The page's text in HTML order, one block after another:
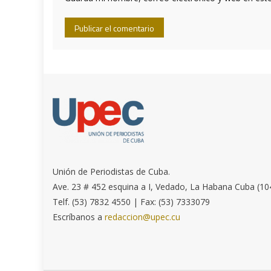
Unión de Periodistas de Cuba.
Ave. 23 # 452 esquina a I, Vedado, La Habana Cuba
Telf. (53) 7832 4550 | Fax: (53) 7333079
Escríbanos aredaccion@upec.cu